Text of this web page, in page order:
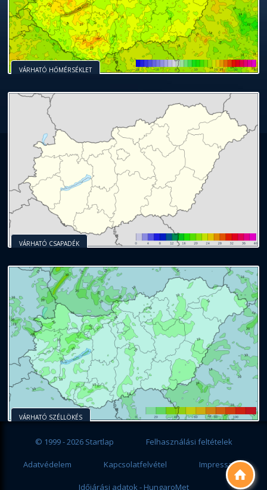

VÁRHATÓ HŐMÉRSÉKLET
VÁRHATÓ CSAPADÉK
VÁRHATÓ SZÉLLÖKÉS
© 1999 - 2026 Startlap Felhasználási feltételek
Adatvédelem Kapcsolatfelvétel Impresszum
Időjárási adatok - HungaroMet